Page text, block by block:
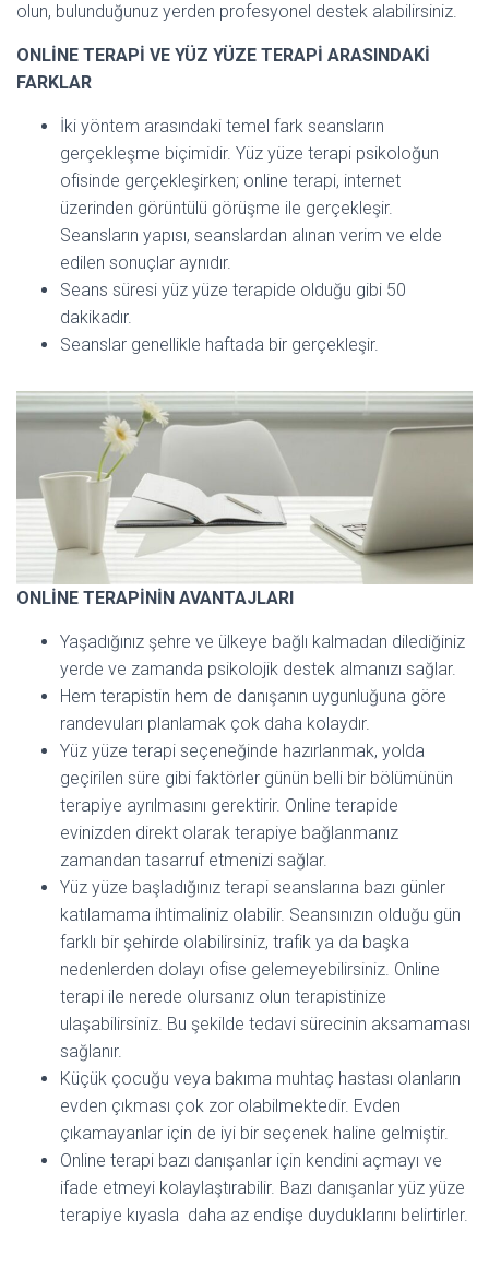
olun, bulunduğunuz yerden profesyonel destek alabilirsiniz.
ONLİNE TERAPİ VE YÜZ YÜZE TERAPİ ARASINDAKİ
FARKLAR
İki yöntem arasındaki temel fark seansların
gerçekleşme biçimidir. Yüz yüze terapi psikoloğun
ofisinde gerçekleşirken; online terapi, internet
üzerinden görüntülü görüşme ile gerçekleşir.
Seansların yapısı, seanslardan alınan verim ve elde
edilen sonuçlar aynıdır.
Seans süresi yüz yüze terapide olduğu gibi 50
dakikadır.
Seanslar genellikle haftada bir gerçekleşir.
ONLİNE TERAPİNİN AVANTAJLARI
Yaşadığınız şehre ve ülkeye bağlı kalmadan dilediğiniz
yerde ve zamanda psikolojik destek almanızı sağlar.
Hem terapistin hem de danışanın uygunluğuna göre
randevuları planlamak çok daha kolaydır.
Yüz yüze terapi seçeneğinde hazırlanmak, yolda
geçirilen süre gibi faktörler günün belli bir bölümünün
terapiye ayrılmasını gerektirir. Online terapide
evinizden direkt olarak terapiye bağlanmanız
zamandan tasarruf etmenizi sağlar.
Yüz yüze başladığınız terapi seanslarına bazı günler
katılamama ihtimaliniz olabilir. Seansınızın olduğu gün
farklı bir şehirde olabilirsiniz, trafik ya da başka
nedenlerden dolayı ofise gelemeyebilirsiniz. Online
terapi ile nerede olursanız olun terapistinize
ulaşabilirsiniz. Bu şekilde tedavi sürecinin aksamaması
sağlanır.
Küçük çocuğu veya bakıma muhtaç hastası olanların
evden çıkması çok zor olabilmektedir. Evden
çıkamayanlar için de iyi bir seçenek haline gelmiştir.
Online terapi bazı danışanlar için kendini açmayı ve
ifade etmeyi kolaylaştırabilir. Bazı danışanlar yüz yüze
terapiye kıyasla daha az endişe duyduklarını belirtirler.